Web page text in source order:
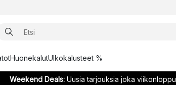
HuonekalutUlkokalusteet %
Weekend Deals:Uusia tarjouksia joka viikonloppu